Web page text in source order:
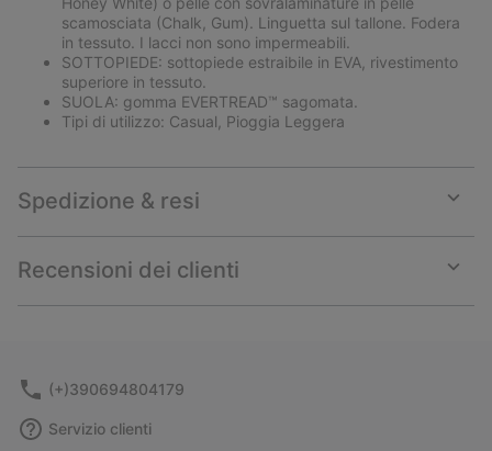
scamosciata (Chalk, Gum). Linguetta sul tallone. Fodera
in tessuto. I lacci non sono impermeabili.
SOTTOPIEDE: sottopiede estraibile in EVA, rivestimento
superiore in tessuto.
SUOLA: gomma EVERTREAD™ sagomata.
Tipi di utilizzo: Casual, Pioggia Leggera
Spedizione & resi
or
Recensioni dei clienti
or
(+)390694804179
Servizio clienti